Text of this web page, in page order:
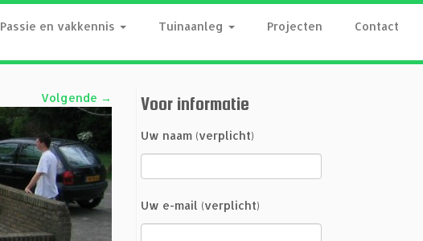
Passie en vakkennis Tuinaanleg Projecten Contact
Volgende → Voor informatie
Uw naam (verplicht)
Uw e-mail (verplicht)